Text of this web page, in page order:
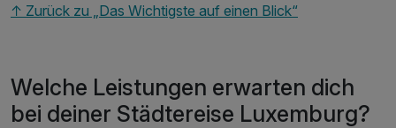
↑ Zurück zu „Das Wichtigste auf einen Blick“
Welche Leistungen erwarten dich
bei deiner Städtereise Luxemburg?